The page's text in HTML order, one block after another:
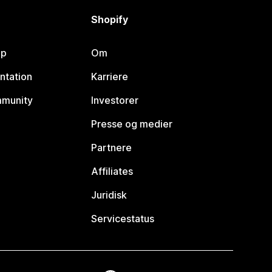
Shopify
Om
Karriere
Investorer
Presse og medier
Partnere
Affiliates
Juridisk
Servicestatus